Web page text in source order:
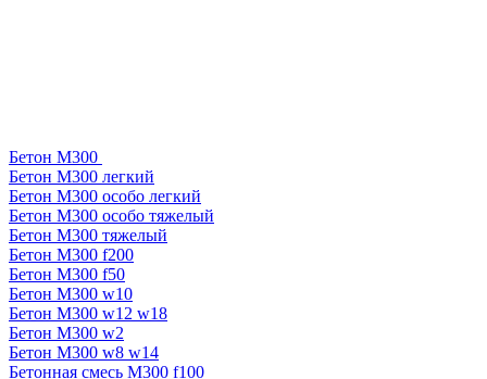
Бетон М300
Бетон М300 легкий
Бетон М300 особо легкий
Бетон М300 особо тяжелый
Бетон М300 тяжелый
Бетон М300 f200
Бетон М300 f50
Бетон М300 w10
Бетон М300 w12 w18
Бетон М300 w2
Бетон М300 w8 w14
Бетонная смесь М300 f100